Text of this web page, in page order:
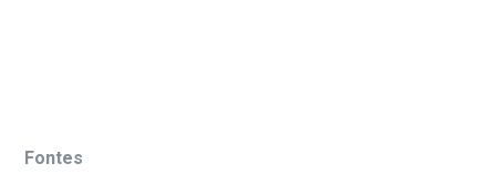
Fontes